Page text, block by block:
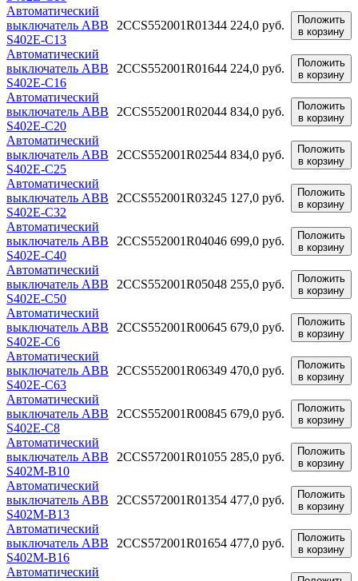
Автоматический
выключатель ABB
S402E-C13
2CCS552001R01344 224,0 руб.
Положить
в корзину
Автоматический
выключатель ABB
S402E-C16
2CCS552001R01644 224,0 руб.
Положить
в корзину
Автоматический
выключатель ABB
S402E-C20
2CCS552001R02044 834,0 руб.
Положить
в корзину
Автоматический
выключатель ABB
S402E-C25
2CCS552001R02544 834,0 руб.
Положить
в корзину
Автоматический
выключатель ABB
S402E-C32
2CCS552001R03245 127,0 руб.
Положить
в корзину
Автоматический
выключатель ABB
S402E-C40
2CCS552001R04046 699,0 руб.
Положить
в корзину
Автоматический
выключатель ABB
S402E-C50
2CCS552001R05048 255,0 руб.
Положить
в корзину
Автоматический
выключатель ABB
S402E-C6
2CCS552001R00645 679,0 руб.
Положить
в корзину
Автоматический
выключатель ABB
S402E-C63
2CCS552001R06349 470,0 руб.
Положить
в корзину
Автоматический
выключатель ABB
S402E-C8
2CCS552001R00845 679,0 руб.
Положить
в корзину
Автоматический
выключатель ABB
S402M-B10
2CCS572001R01055 285,0 руб.
Положить
в корзину
Автоматический
выключатель ABB
S402M-B13
2CCS572001R01354 477,0 руб.
Положить
в корзину
Автоматический
выключатель ABB
S402M-B16
2CCS572001R01654 477,0 руб.
Положить
в корзину
Автоматический